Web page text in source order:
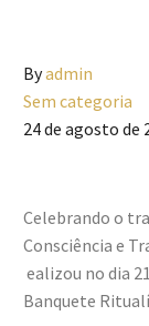
Byadmin
Sem categoria
24 de agosto de
Celebrando o
Consciência e
ealizou no dia
Banquete